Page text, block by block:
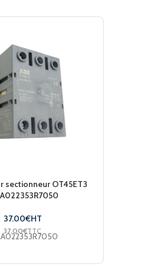
sectionneur OT45ET3
37.00€HT
37.00€TTC